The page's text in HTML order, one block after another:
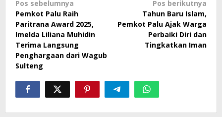
Navigasi
pos
Pos sebelumnya
Pemkot Palu Raih
Paritrana Award 2025,
Imelda Liliana Muhidin
Terima Langsung
Penghargaan dari Wagub
Sulteng
Pos berikutnya
Tahun Baru Islam,
Pemkot Palu Ajak Warga
Perbaiki Diri dan
Tingkatkan Iman